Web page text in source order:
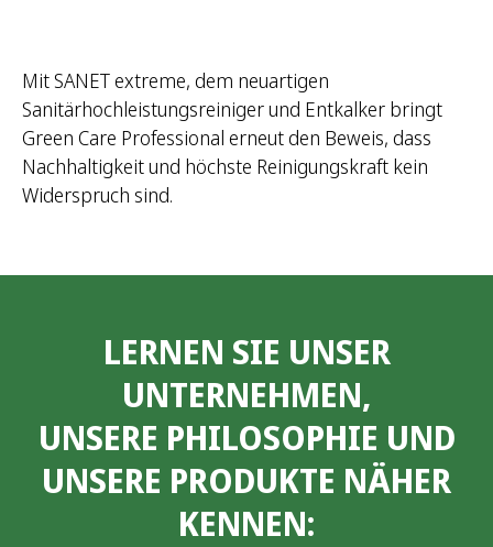
Mit SANET extreme, dem neuartigen
Sanitärhochleistungsreiniger und Entkalker bringt
Green Care Professional erneut den Beweis, dass
Nachhaltigkeit und höchste Reinigungskraft kein
Widerspruch sind.
LERNEN SIE UNSER
UNTERNEHMEN,
UNSERE PHILOSOPHIE UND
UNSERE PRODUKTE NÄHER
KENNEN: